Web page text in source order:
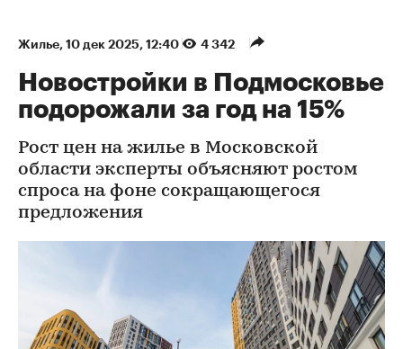
Жилье⁠, 10 дек 2025, 12:40 4 342
Новостройки в Подмосковье
подорожали за год на 15%
Рост цен на жилье в Московской
области эксперты объясняют ростом
спроса на фоне сокращающегося
предложения